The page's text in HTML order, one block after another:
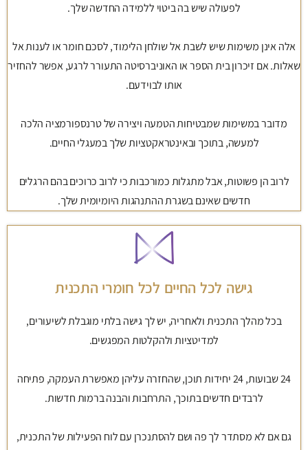
לפעולה שיש בה ביטוי ללמידה החדשה שלך.
אלה אינן משימות שיש לשבת אל שולחן הלימוד, לסכם חומר או לענות אל
שאלות. אם זיכרון בית הספר או האוניברסיטה התעורר לרגע, אפשר להחזיר
אותו לבוידעם.
מדובר במשימות שמבטיחות הטמעה ויצירה של טרנספורמציה הלכה
למעשה, בתוכך ובאינטראקטציות שלך במעגלי החיים.
לרוב הן פשוטות, אבל מתגלות כמורכבות כי לרוב כרוכים בהם הרגלים
חדשים שאינם בשגרת ההתנהגות היומיומית שלך.
גישה לכל החיים לכל חומרי התכנית
בכל מהלך התכנית ולאחריה, יש לך גישה בלתי מוגבלת לשיעורים,
למדיטציות ולהקלטות המפגשים.
24 שבועות, 24 יחידות תוכן, שהחזרה עליהן מאפשרת העמקה, פתיחה
לרבדים חדשים בתוכך, התרחבות והבנה ברמות חדשות.
גם אם לא מסתדר לך פה ושם להסתנכרן עם לוח הפעילות של התכנית,